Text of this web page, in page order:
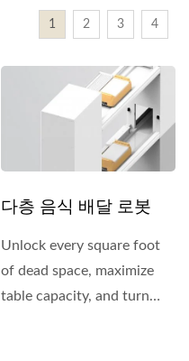
1 2 3 4
다층 음식 배달 로봇
Unlock every square foot
of dead space, maximize
table capacity, and turn